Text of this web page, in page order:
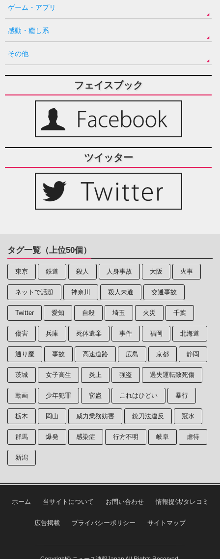
ゲーム・アプリ
感動・癒し系
その他
フェイスブック
ツイッター
タグ一覧（上位50個）
東京 鉄道 殺人 人身事故 大阪 火事
ネットで話題 神奈川 殺人未遂 交通事故
Twitter 愛知 自殺 埼玉 火災 千葉
傷害 兵庫 死体遺棄 事件 福岡 北海道
通り魔 事故 高速道路 広島 京都 静岡
茨城 女子高生 炎上 強盗 過失運転致死傷
動画 少年犯罪 窃盗 これはひどい 暴行
栃木 岡山 威力業務妨害 銃刀法違反 冠水
群馬 爆発 感染症 行方不明 岐阜 虐待
新潟
ホーム 当サイトについて お問い合わせ 情報提供/タレコミ
広告掲載 プライバシーポリシー サイトマップ